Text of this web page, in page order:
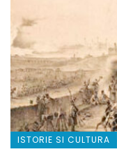
ISTORIE SI CULTURA